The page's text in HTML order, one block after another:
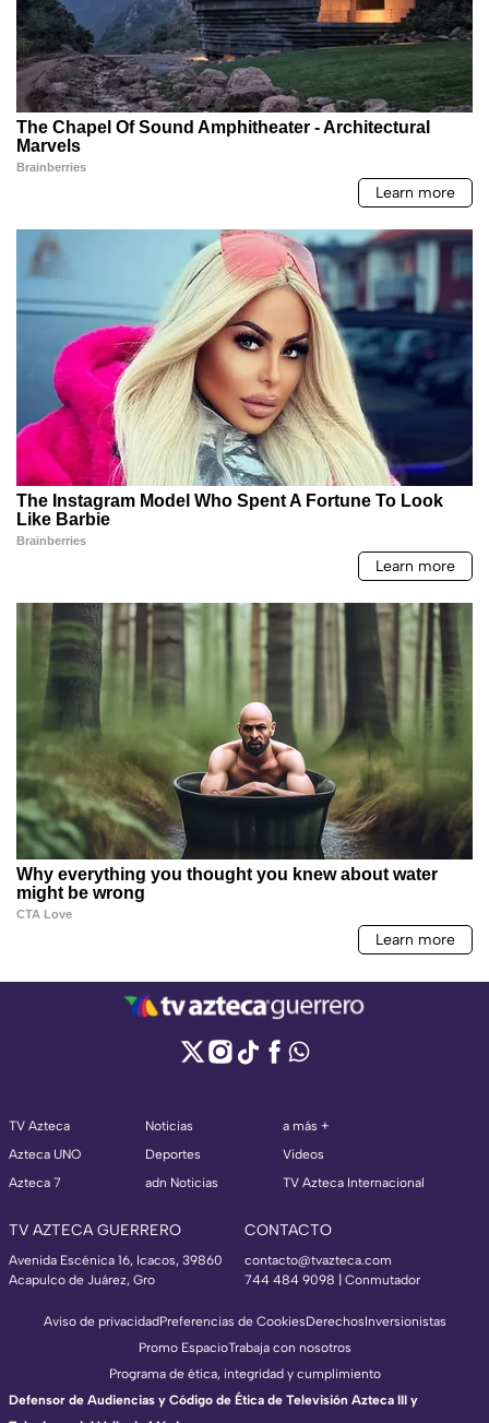
TV Azteca
Azteca UNO
Azteca 7
Noticias
Deportes
adn Noticias
a más +
Videos
TV Azteca Internacional
TV AZTECA GUERRERO
Avenida Escénica 16, Icacos, 39860
Acapulco de Juárez, Gro
CONTACTO
contacto@tvazteca.com
744 484 9098 | Conmutador
Aviso de privacidadPreferencias de CookiesDerechosInversionistas
Promo EspacioTrabaja con nosotros
Programa de ética, integridad y cumplimiento
Defensor de Audiencias y Código de Ética de Televisión Azteca III y